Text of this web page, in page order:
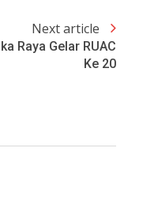
Next article
Raya Gelar RUAC
Ke 20